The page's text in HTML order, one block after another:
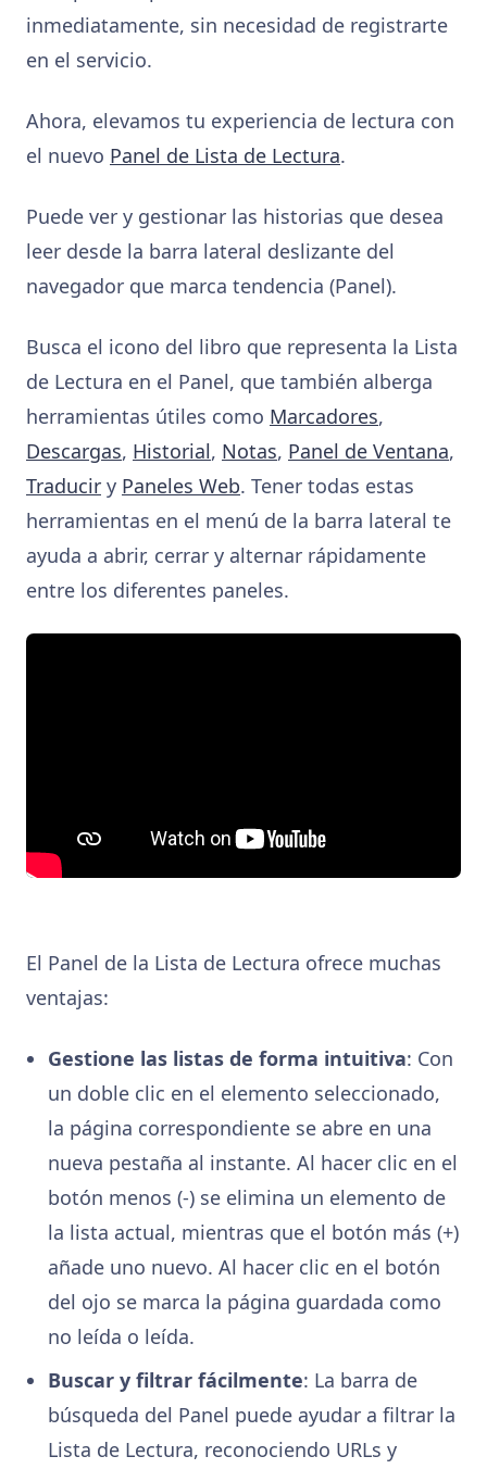
inmediatamente, sin necesidad de registrarte
en el servicio.
Ahora, elevamos tu experiencia de lectura con
el nuevo Panel de Lista de Lectura.
Puede ver y gestionar las historias que desea
leer desde la barra lateral deslizante del
navegador que marca tendencia (Panel).
Busca el icono del libro que representa la Lista
de Lectura en el Panel, que también alberga
herramientas útiles como Marcadores,
Descargas, Historial, Notas, Panel de Ventana,
Traducir y Paneles Web. Tener todas estas
herramientas en el menú de la barra lateral te
ayuda a abrir, cerrar y alternar rápidamente
entre los diferentes paneles.
El Panel de la Lista de Lectura ofrece muchas
ventajas:
Gestione las listas de forma intuitiva: Con
un doble clic en el elemento seleccionado,
la página correspondiente se abre en una
nueva pestaña al instante. Al hacer clic en el
botón menos (-) se elimina un elemento de
la lista actual, mientras que el botón más (+)
añade uno nuevo. Al hacer clic en el botón
del ojo se marca la página guardada como
no leída o leída.
Buscar y filtrar fácilmente: La barra de
búsqueda del Panel puede ayudar a filtrar la
Lista de Lectura, reconociendo URLs y